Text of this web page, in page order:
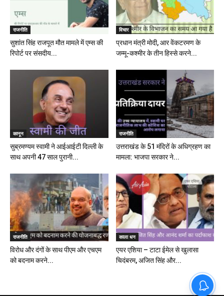
राजनीति
सुशांत सिंह राजपूत मौत मामले में एम्स की
रिपोर्ट पर संसदीय...
विचार
प्रधान मंत्री मोदी, आर वेंकटरमण के
जम्मू-कश्मीर के तीन हिस्से करने...
कानून
सुब्रमण्यम स्वामी ने आईआईटी दिल्ली के
साथ अपनी 47 साल पुरानी...
राजनीति
उत्तराखंड के 51 मंदिरों के अधिग्रहण का
मामला: भाजपा सरकार ने...
राजनीति
विरोध और दंगों के साथ पीएम और एचएम
को बदनाम करने...
काला धन
एयर एशिया – टाटा ईमेल से खुलासा
चिदंबरम, अजित सिंह और...